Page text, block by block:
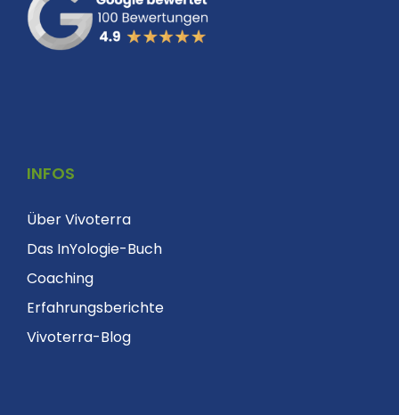
INFOS
Über Vivoterra
Das InYologie-Buch
Coaching
Erfahrungsberichte
Vivoterra-Blog